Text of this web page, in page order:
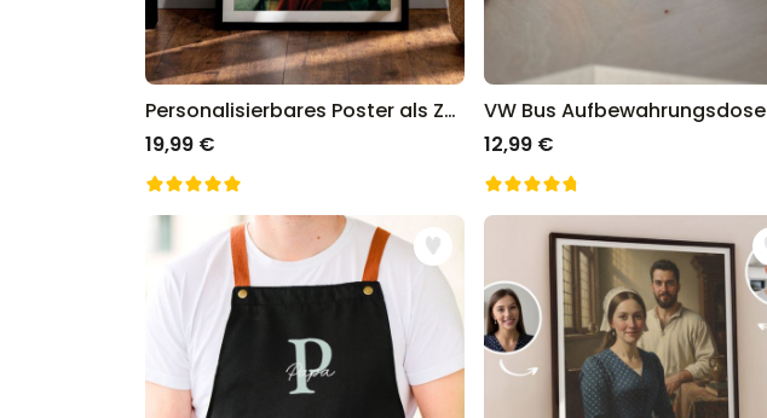
Personalisierbares Poster als Zeitung
19,99 €
VW Bus Aufbewahrungsdose
12,99 €